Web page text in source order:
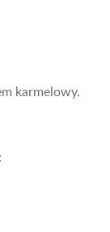
karmelowy.